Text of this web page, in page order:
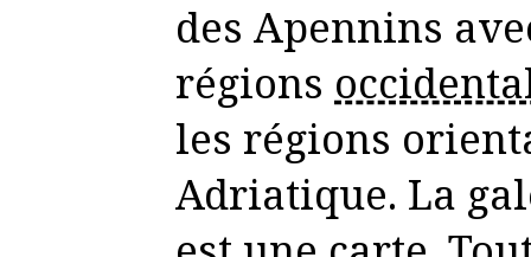
des Apennins
régions
les régions
Adriatique. La